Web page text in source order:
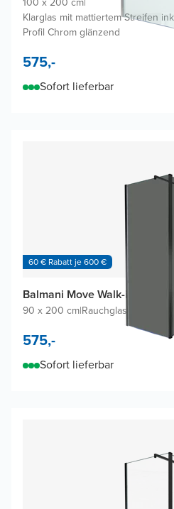
Klarglas mit mattiertem Streifen
Profil Chrom glänzend
575,-
Sofort lieferbar
60 € Rabatt je 600 €
Balmani Move Walk-in Dusche
90 x 200 cm|Rauchglas inklusive
575,-
Sofort lieferbar